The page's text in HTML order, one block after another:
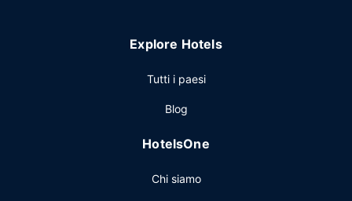
Explore Hotels
Tutti i paesi
Blog
HotelsOne
Chi siamo